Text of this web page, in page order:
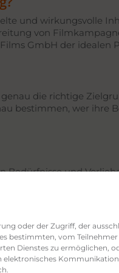
oder der Zugriff, der
bestimmten, vom
Dienstes zu ermöglichen,
elektronisches
und wirkungsvolle
von
GmbH der idealen
die richtige
bestimmen, wer ihre
und
Versionen eines
Optimierung.
Dies kann